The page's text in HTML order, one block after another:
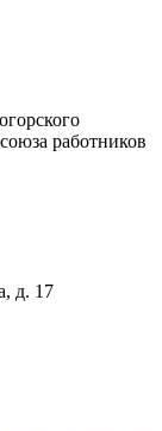
работников
д. 17